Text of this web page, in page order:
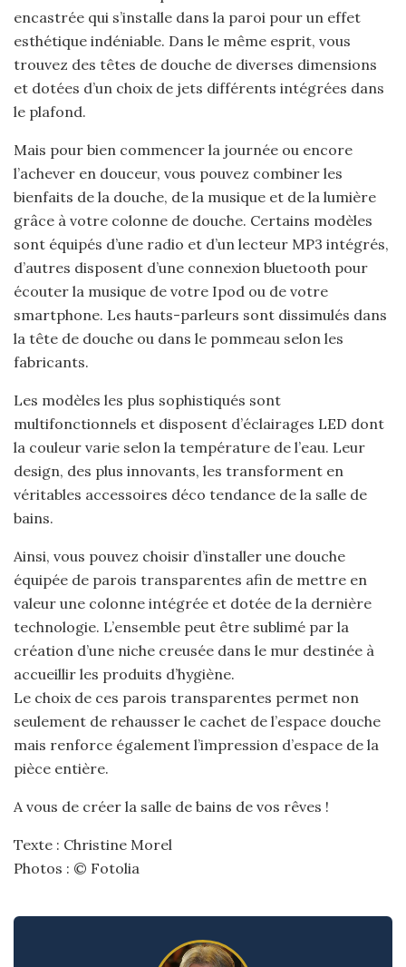
encastrée qui s’installe dans la paroi pour un effet
esthétique indéniable. Dans le même esprit, vous
trouvez des têtes de douche de diverses dimensions
et dotées d’un choix de jets différents intégrées dans
le plafond.
Mais pour bien commencer la journée ou encore
l’achever en douceur, vous pouvez combiner les
bienfaits de la douche, de la musique et de la lumière
grâce à votre colonne de douche. Certains modèles
sont équipés d’une radio et d’un lecteur MP3 intégrés,
d’autres disposent d’une connexion bluetooth pour
écouter la musique de votre Ipod ou de votre
smartphone. Les hauts-parleurs sont dissimulés dans
la tête de douche ou dans le pommeau selon les
fabricants.
Les modèles les plus sophistiqués sont
multifonctionnels et disposent d’éclairages LED dont
la couleur varie selon la température de l’eau. Leur
design, des plus innovants, les transforment en
véritables accessoires déco tendance de la salle de
bains.
Ainsi, vous pouvez choisir d’installer une douche
équipée de parois transparentes afin de mettre en
valeur une colonne intégrée et dotée de la dernière
technologie. L’ensemble peut être sublimé par la
création d’une niche creusée dans le mur destinée à
accueillir les produits d’hygiène.
Le choix de ces parois transparentes permet non
seulement de rehausser le cachet de l’espace douche
mais renforce également l’impression d’espace de la
pièce entière.
A vous de créer la salle de bains de vos rêves !
Texte : Christine Morel
Photos : © Fotolia